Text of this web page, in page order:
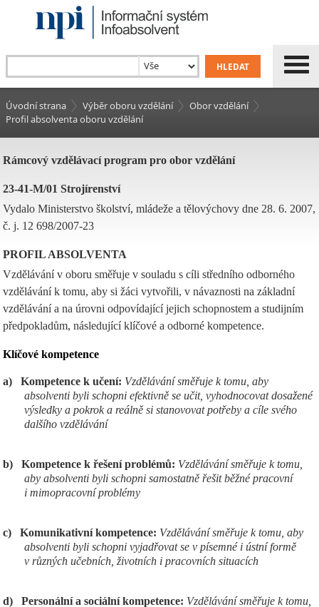
Úvodní strana Výběr oboru vzdělání
Obor vzdělání
Profil absolventa oboru vzdělání
Rámcový vzdělávací program pro obor vzdělání
23-41-M/01 Strojírenství
Vydalo Ministerstvo školství, mládeže a tělovýchovy dne 28. 6. 2007,
č. j. 12 698/2007-23
PROFIL ABSOLVENTA
Vzdělávání v oboru směřuje v souladu s cíli středního odborného
vzdělávání k tomu, aby si žáci vytvořili, v návaznosti na základní
vzdělávání a na úrovni odpovídající jejich schopnostem a studijním
předpokladům, následující klíčové a odborné kompetence.
Klíčové kompetence
a) Kompetence k učení: Vzdělávání směřuje k tomu, aby
absolventi byli schopni efektivně se učit, vyhodnocovat dosažené
výsledky a pokrok a reálně si stanovovat potřeby a cíle svého
dalšího vzdělávání
b) Kompetence k řešení problémů: Vzdělávání směřuje k tomu,
aby absolventi byli schopni samostatně řešit běžné pracovní
i mimopracovní problémy
c) Komunikativní kompetence: Vzdělávání směřuje k tomu, aby
absolventi byli schopni vyjadřovat se v písemné i ústní formě
v různých učebních, životních i pracovních situacích
d) Personální a sociální kompetence: Vzdělávání směřuje k tomu,